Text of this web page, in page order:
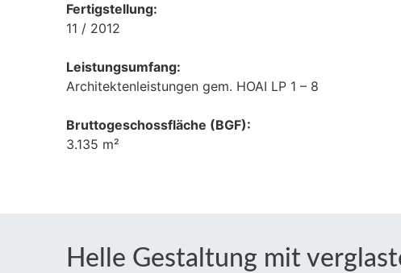
Fertigstellung:
11 / 2012
Leistungsumfang:
Architektenleistungen gem. HOAI LP 1 – 8
Bruttogeschossfläche (BGF):
3.135 m²
Helle Gestaltung mit